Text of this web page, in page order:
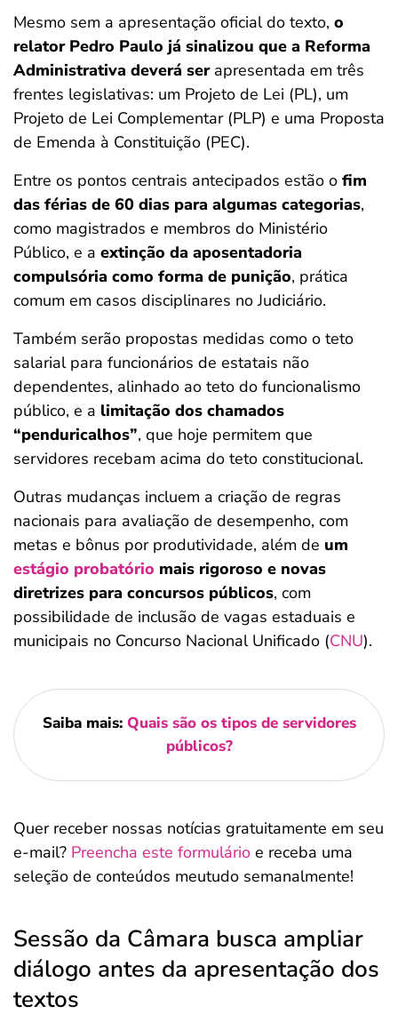
Mesmo sem a apresentação oficial do texto, o
relator Pedro Paulo já sinalizou que a Reforma
Administrativa deverá serapresentada em três
frentes legislativas: um Projeto de Lei (PL), um
Projeto de Lei Complementar (PLP) e uma Proposta
de Emenda à Constituição (PEC).
Entre os pontos centrais antecipados estão o fim
das férias de 60 dias para algumas categorias,
como magistrados e membros do Ministério
Público, e a extinção da aposentadoria
compulsória como forma de punição, prática
comum em casos disciplinares no Judiciário.
Também serão propostas medidas como o teto
salarial para funcionários de estatais não
dependentes, alinhado ao teto do funcionalismo
público, e a limitação dos chamados
“penduricalhos”, que hoje permitem que
servidores recebam acima do teto constitucional.
Outras mudanças incluem a criação de regras
nacionais para avaliação de desempenho, com
metas e bônus por produtividade, além de um
estágio probatório mais rigoroso e novas
diretrizes para concursos públicos, com
possibilidade de inclusão de vagas estaduais e
municipais no Concurso Nacional Unificado (CNU).
Saiba mais: Quais são os tipos de servidores
públicos?
Quer receber nossas notícias gratuitamente em seu
e-mail? Preencha este formulário e receba uma
seleção de conteúdos meutudo semanalmente!
Sessão da Câmara busca ampliar
diálogo antes da apresentação dos
textos